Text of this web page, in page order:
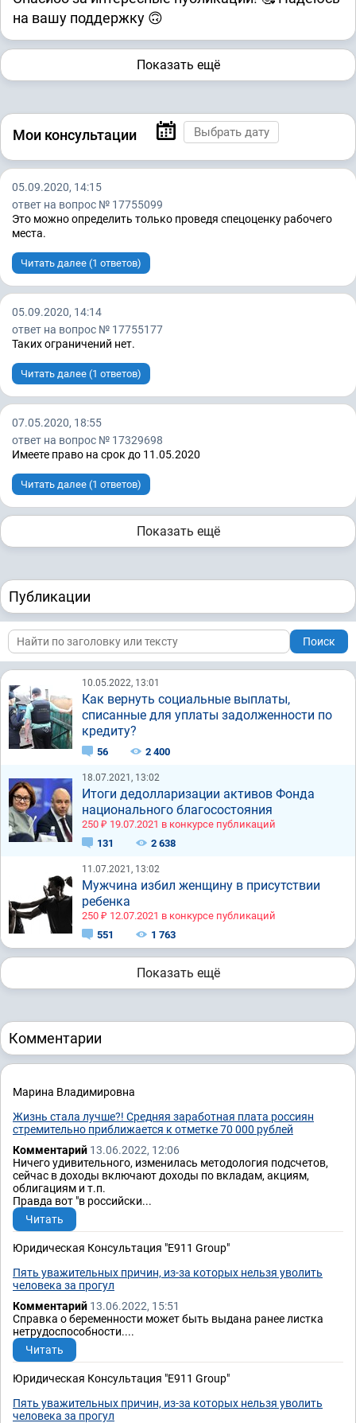
на вашу поддержку 🙃
Показать ещё
Мои консультации
05.09.2020, 14:15
ответ на вопрос № 17755099
Это можно определить только проведя спецоценку рабочего
места.
Читать далее (1 ответов)
05.09.2020, 14:14
ответ на вопрос № 17755177
Таких ограничений нет.
Читать далее (1 ответов)
07.05.2020, 18:55
ответ на вопрос № 17329698
Имеете право на срок до 11.05.2020
Читать далее (1 ответов)
Показать ещё
Публикации
Поиск
10.05.2022, 13:01
Как вернуть социальные выплаты,
списанные для уплаты задолженности по
кредиту?
56 2 400
18.07.2021, 13:02
Итоги дедолларизации активов Фонда
национального благосостояния
250 ₽ 19.07.2021 в конкурсе публикаций
131
2 638
11.07.2021, 13:02
Мужчина избил женщину в присутствии
ребенка
250 ₽ 12.07.2021 в конкурсе публикаций
551
1 763
Показать ещё
Комментарии
Марина Владимировна
Жизнь стала лучше?! Средняя заработная плата россиян
стремительно приближается к отметке 70 000 рублей
Комментарий 13.06.2022, 12:06
Ничего удивительного, изменилась методология подсчетов,
сейчас в доходы включают доходы по вкладам, акциям,
облигациям и т.п.
Правда вот "в российски...
Читать
Юридическая Консультация "E911 Group"
Пять уважительных причин, из-за которых нельзя уволить
человека за прогул
Комментарий 13.06.2022, 15:51
Справка о беременности может быть выдана ранее листка
нетрудоспособности....
Читать
Юридическая Консультация "E911 Group"
Пять уважительных причин, из-за которых нельзя уволить
человека за прогул